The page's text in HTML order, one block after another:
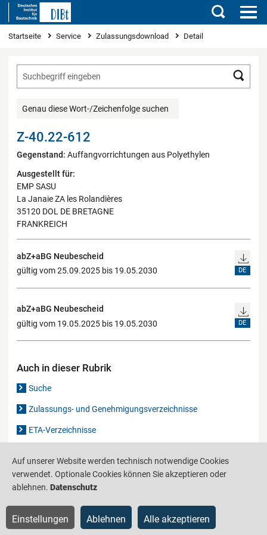
Suchen
Sie sind hier
Startseite Service Zulassungsdownload Detail
Genau diese Wort-/Zeichenfolge suchen
Z-40.22-612
Gegenstand: Auffangvorrichtungen aus Polyethylen
Ausgestellt für:
EMP SASU
La Janaie ZA les Rolandières
35120 DOL DE BRETAGNE
FRANKREICH
abZ+aBG Neubescheid
gültig vom 25.09.2025 bis 19.05.2030
DE
abZ+aBG Neubescheid
gültig vom 19.05.2025 bis 19.05.2030
DE
Auch in dieser Rubrik
Suche
Zulassungs- und Genehmigungsverzeichnisse
ETA-Verzeichnisse
Produktinformationsstelle für das Bauwesen
Barrierefreiheit Datenschutz Impressum Sitemap
Auf unserer Website werden technisch notwendige Cookies
verwendet. Optionale Cookies können Sie akzeptieren oder
ablehnen. Datenschutz
Einstellungen Ablehnen Alle akzeptieren